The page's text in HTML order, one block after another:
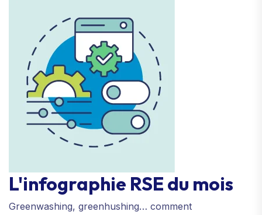
L'infographie RSE du mois
Greenwashing, greenhushing… comment